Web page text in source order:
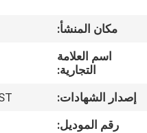
معلومات
جولة
المصنع
مكان المنشأ:
اسم العلامة
التجارية:
إصدار الشهادات:
رقم الموديل: